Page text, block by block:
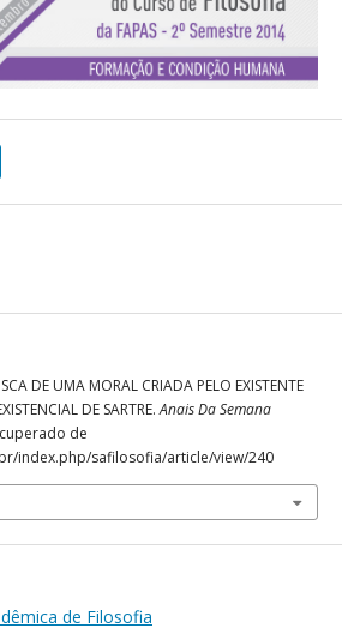
DE UMA MORAL CRIADA PELO EXISTENTE
DE SARTRE.Anais Da Semana
de
index.php/safilosofia/article/view/240
de Filosofia